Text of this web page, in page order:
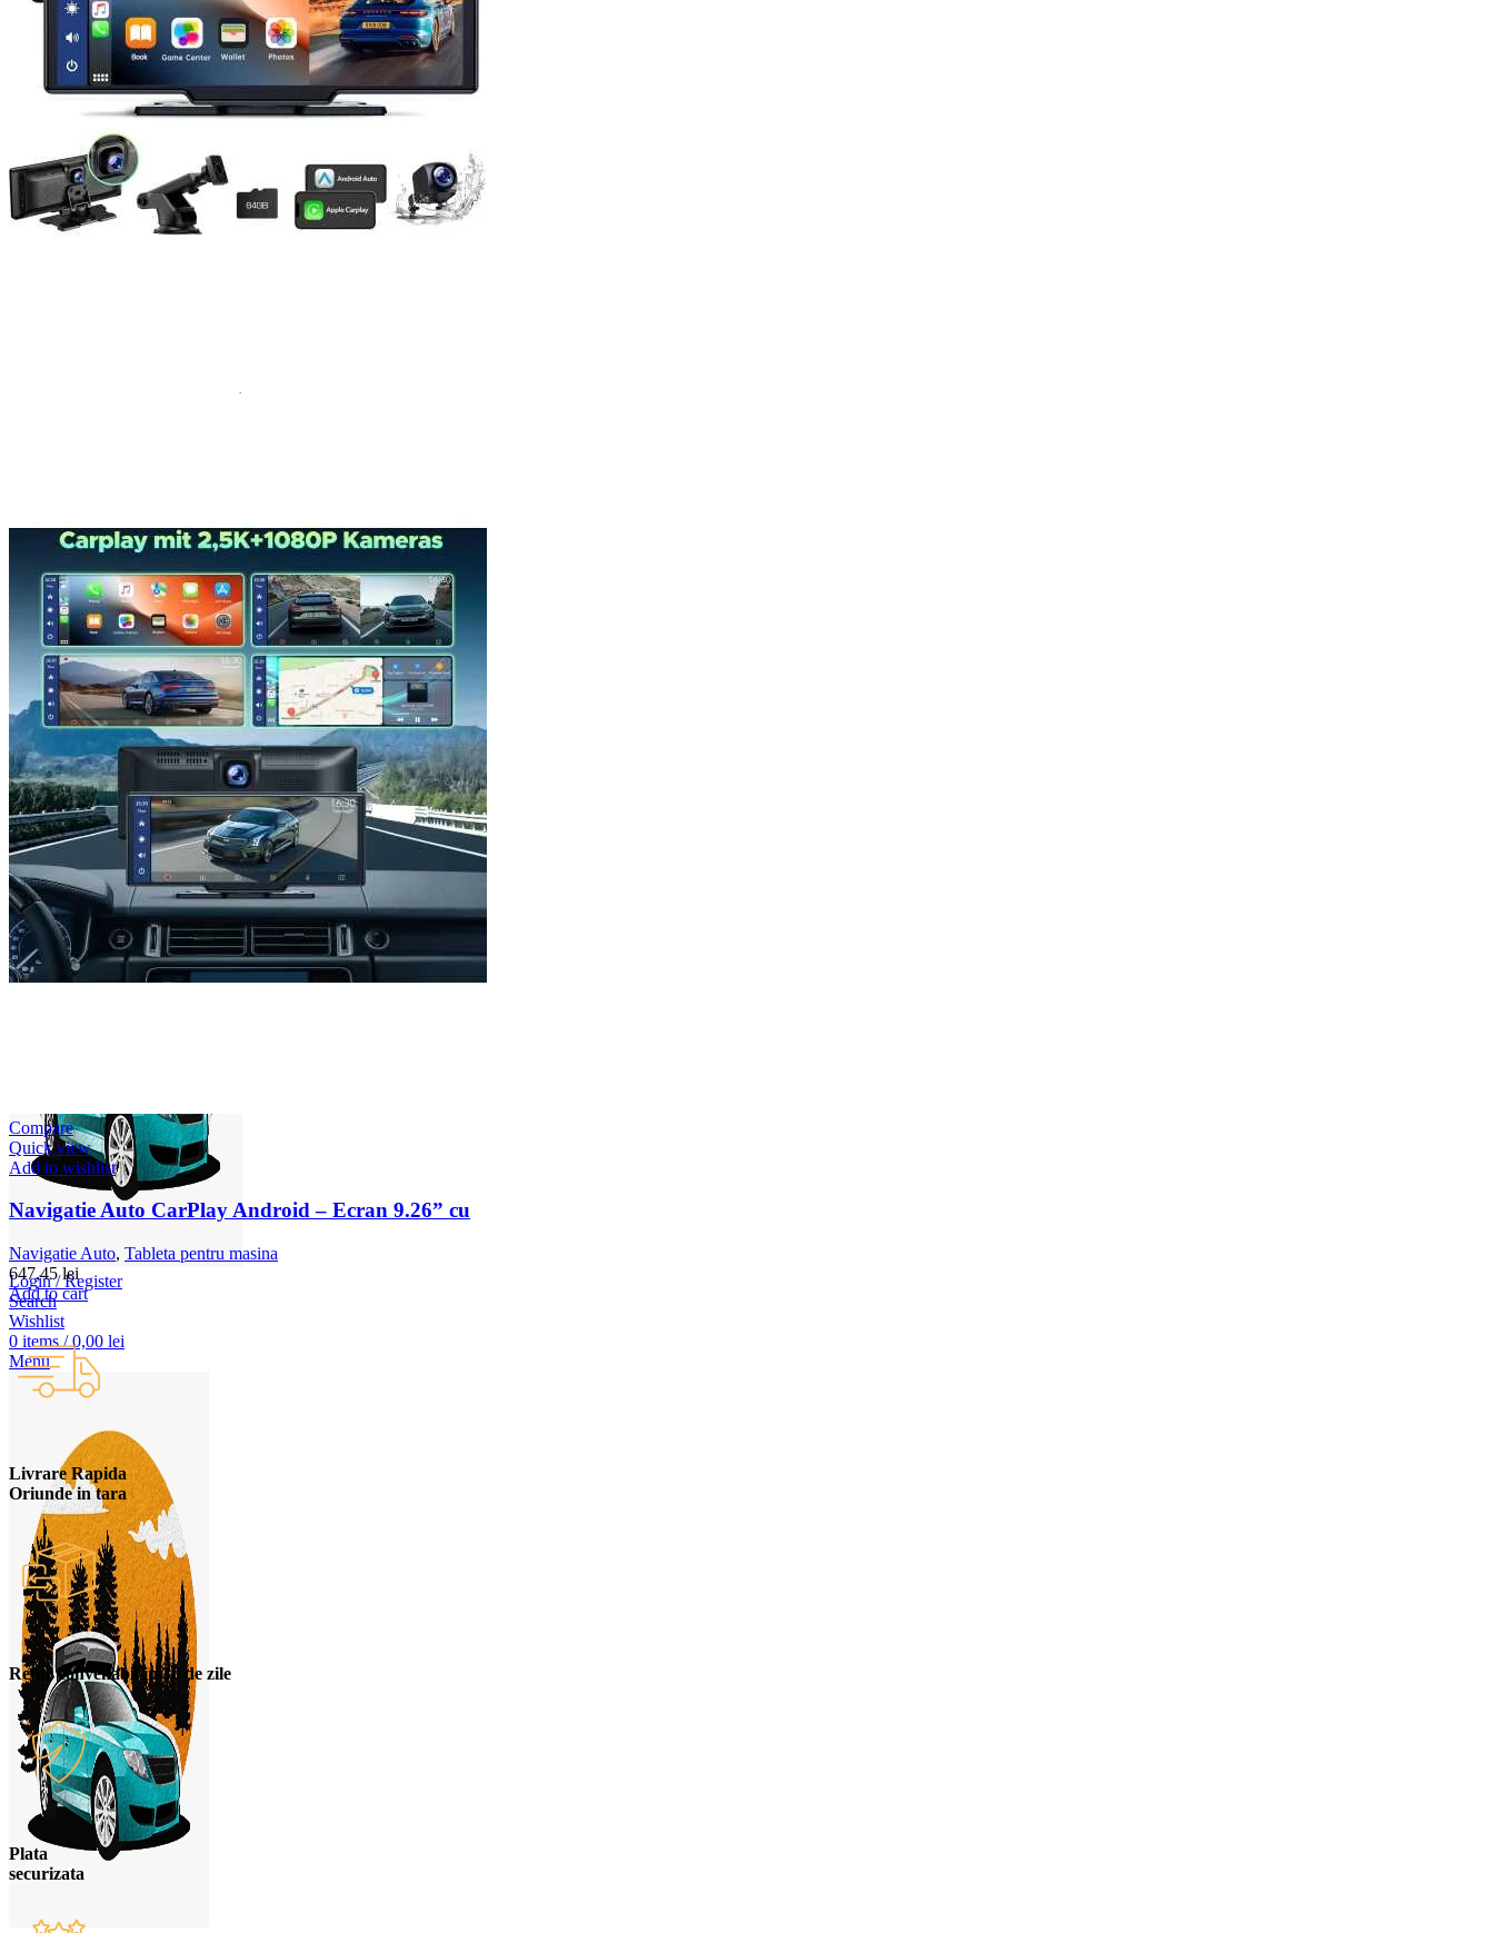
Navigație Mercedes W204
Navigație Mercedes W211
Navigație Mercedes Sprinter
Passat
Navigație Passat B5
Navigație Passat B5 5
Navigație Passat B7
Navigație Passat B8
Navigație Passat CC
Skoda
Accesorii Dacia Duster 3
Accesorii Duster 2
Parfum masina
Copertine auto
Incalzitor diesel
Antifurt masina
Blog
Despre Noi
Login / Register
Search
Wishlist
0 items / 0,00 lei
Menu
Compare
Quick view
Add to wishlist
Navigatie Auto CarPlay Android – Ecran 9.26” cu
Navigatie Auto, Tableta pentru masina
647,45lei
Add to cart
Livrare Rapida
Oriunde in tara
Retur convenabil in 30 de zile
Plata
securizata